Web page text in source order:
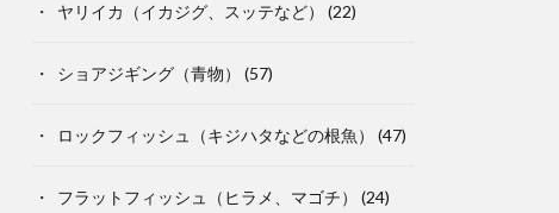
ヤリイカ（イカジグ、スッテなど） (22)
ショアジギング（青物） (57)
ロックフィッシュ（キジハタなどの根魚） (47)
フラットフィッシュ（ヒラメ、マゴチ） (24)